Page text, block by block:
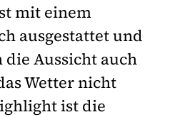
mit einem
ausgestattet und
die Aussicht auch
Wetter nicht
ist die